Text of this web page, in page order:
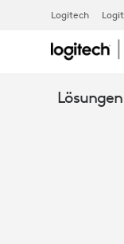
DU
Logitech